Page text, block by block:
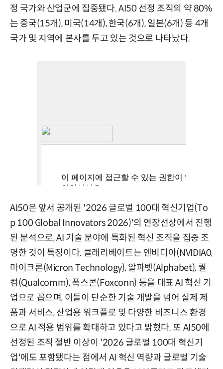
정 국가와 산업군에 집중됐다. AI50 선정 조직의 약 80%
는 중국(15개), 미국(14개), 한국(6개), 일본(6개) 등 4개
국가 및 지역에 본사를 두고 있는 것으로 나타났다.
AI50은 앞서 공개된 '2026 글로벌 100대 혁신기업(To
p 100 Global Innovators 2026)'의 연장선상에서 진행
된 분석으로, AI 기술 분야에 특화된 혁신 조직을 집중 조
명한 것이 특징이다. 클래리베이트는 엔비디아(NVIDIA0,
마이크론(Micron Technology), 알파벳(Alphabet), 퀄
컴(Qualcomm), 폭스콘(Foxconn) 등을 대표 AI 혁신 기
업으로 꼽으며, 이들이 단순한 기술 개발을 넘어 실제 제
품과 서비스, 산업용 워크플로 및 다양한 비즈니스 환경
으로 AI 적용 범위를 확대하고 있다고 밝혔다. 또 AI50에
선정된 조직 절반 이상이 '2026 글로벌 100대 혁신기
업'에도 포함됐다는 점에서 AI 혁신 역량과 글로벌 기술